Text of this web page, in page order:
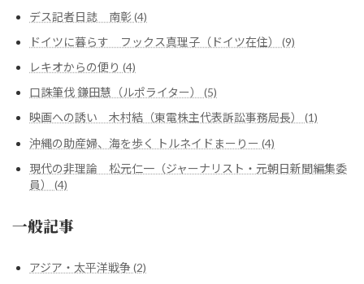
デス記者日誌 南彰 (4)
ドイツに暮らす フックス真理子（ドイツ在住） (9)
レキオからの便り (4)
口誅筆伐 鎌田慧（ルポライター） (5)
映画への誘い 木村結（東電株主代表訴訟事務局長） (1)
沖縄の助産婦、海を歩く トルネイドまーりー (4)
現代の非理論 松元仁一（ジャーナリスト・元朝日新聞編集委
員） (4)
一般記事
アジア・太平洋戦争 (2)